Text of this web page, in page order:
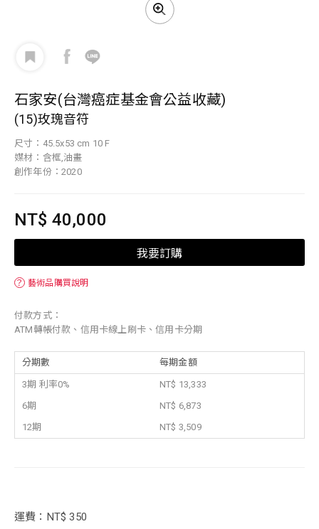
石家安(台灣癌症基金會公益收藏)
(15)玫瑰音符
尺寸：45.5x53 cm 10 F
媒材：含框,油畫
創作年份：2020
NT$ 40,000
我要訂購
？ 藝術品購買說明
付款方式：
ATM轉帳付款、信用卡線上刷卡、信用卡分期
分期數 每期金額
3期 利率0%
NT$ 13,333
6期
NT$ 6,873
12期
NT$ 3,509
運費：NT$ 350